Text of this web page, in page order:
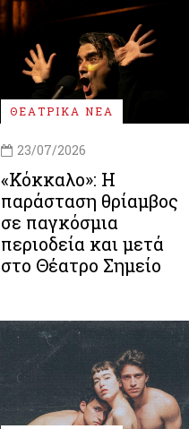
ΘΕΑΤΡΙΚΑ ΝΕΑ
23/07/2026
«Κόκκαλο»: Η
παράσταση θρίαμβος
σε παγκόσμια
περιοδεία και μετά
στο Θέατρο Σημείο